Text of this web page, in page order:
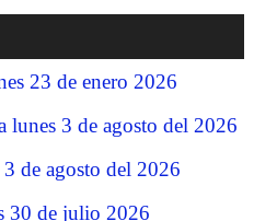
23 de enero 2026
lunes 3 de agosto del 2026
de agosto del 2026
30 de julio 2026